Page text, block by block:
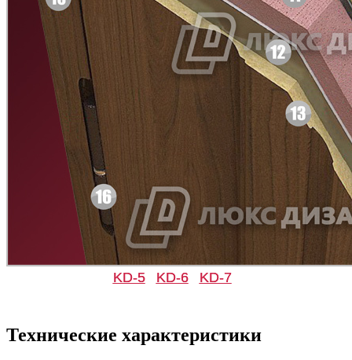
Д-11 СС
C47
C49 C50
KD-5 KD-6 KD-7
Технические характеристики